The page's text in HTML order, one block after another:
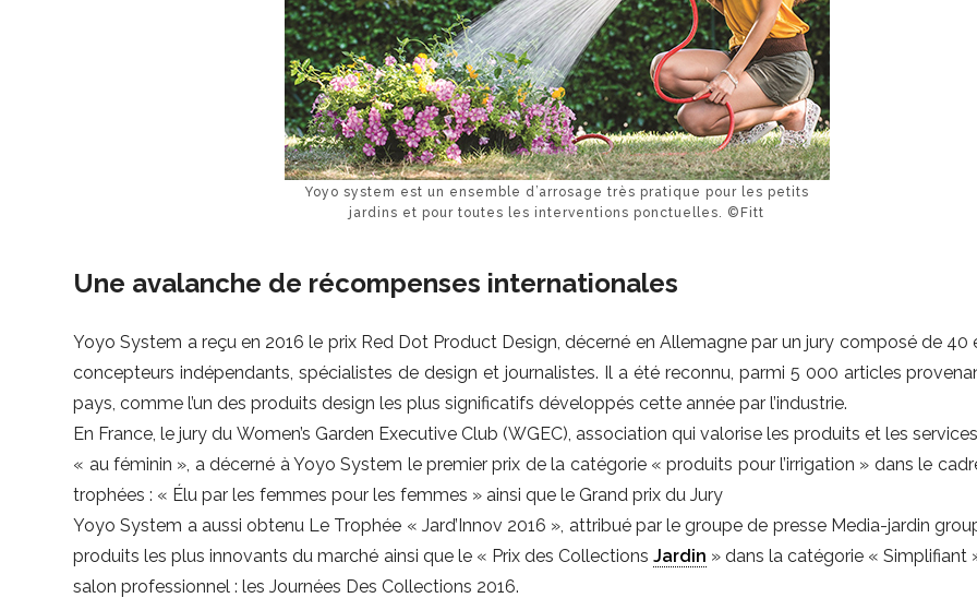
Yoyo system est un ensemble d’arrosage très pratique pour les petits
jardins et pour toutes les interventions ponctuelles. ©Fitt
Une avalanche de récompenses internationales
Yoyo System a reçu en 2016 le prix Red Dot Product Design, décerné en Allemagne par un jury composé de 40
concepteurs indépendants, spécialistes de design et journalistes. Il a été reconnu, parmi 5 000 articles
pays, comme l’un des produits design les plus significatifs développés cette année par l’industrie.
En France, le jury du Women’s Garden Executive Club (WGEC), association qui valorise les produits et les
« au féminin », a décerné à Yoyo System le premier prix de la catégorie « produits pour l’irrigation » dans le
trophées : « Élu par les femmes pour les femmes » ainsi que le Grand prix du Jury
Yoyo System a aussi obtenu Le Trophée « Jard’Innov 2016 », attribué par le groupe de presse Media-jardin
produits les plus innovants du marché ainsi que le « Prix des Collections Jardin » dans la catégorie « Simplifiant
salon professionnel : les Journées Des Collections 2016.